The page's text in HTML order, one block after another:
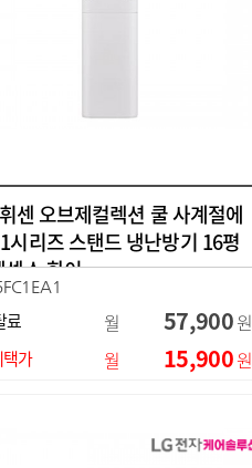
센 오브제컬렉션 쿨 사계절에
시리즈 스탠드 냉난방기 16평
센스 화이…
료 월 57,900원
가 월 15,900원